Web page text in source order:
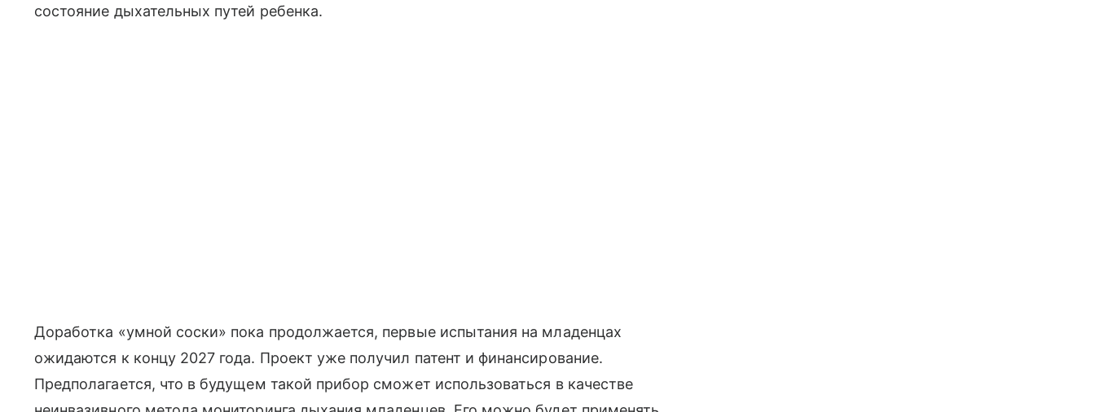
состояние дыхательных путей ребенка.
Доработка «умной соски» пока продолжается, первые испытания на младенцах
ожидаются к концу 2027 года. Проект уже получил патент и финансирование.
Предполагается, что в будущем такой прибор сможет использоваться в качестве